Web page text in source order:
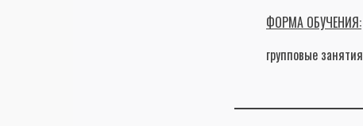
ФОРМА ОБУЧЕНИЯ:
групповые занятия